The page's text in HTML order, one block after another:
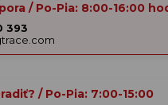
/ Po-Pia: 8:00-16:00
393
/ Po-Pia: 7:00-15:00